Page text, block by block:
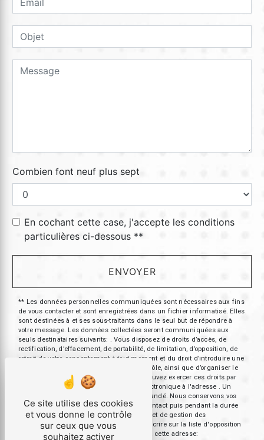
Combien font neuf plus sept
En cochant cette case, j'accepte les conditions
particulières ci-dessous **
ENVOYER
** Les données personnelles communiquées sont nécessaires aux fins
de vous contacter et sont enregistrées dans un fichier informatisé. Elles
sont destinées à et ses sous-traitants dans le seul but de répondre à
votre message. Les données collectées seront communiquées aux
seuls destinataires suivants: . Vous disposez de droits d’accès, de
rectification, d’effacement, de portabilité, de limitation, d’opposition, de
retrait de votre consentement à tout moment et du droit d’introduire une
réclamation auprès d’une autorité de contrôle, ainsi que d’organiser le
sort de vos données post-mortem. Vous pouvez exercer ces droits par
voie postale à l'adresse ou par courrier électronique à l'adresse . Un
justificatif d'identité pourra vous être demandé. Nous conservons vos
données pendant la période de prise de contact puis pendant la durée
de prescription légale aux fins probatoires et de gestion des
contentieux. Vous avez le droit de vous inscrire sur la liste d'opposition
au démarchage téléphonique, disponible à cette adresse:
Ce site utilise des cookies
et vous donne le contrôle
sur ceux que vous
souhaitez activer